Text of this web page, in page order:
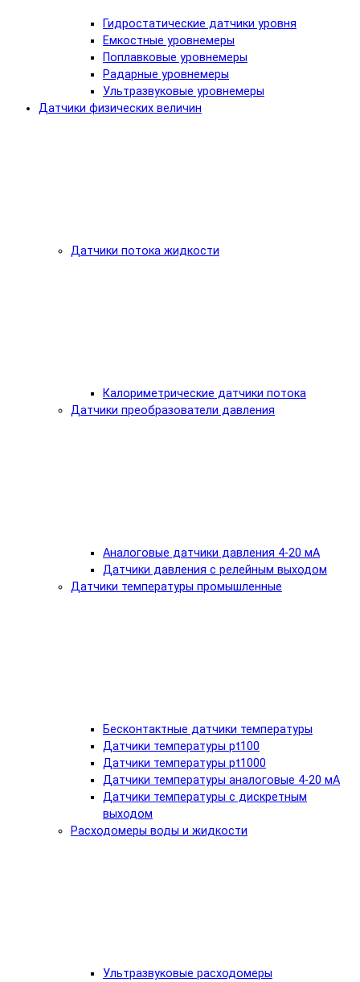
Гидростатические датчики уровня
Емкостные уровнемеры
Поплавковые уровнемеры
Радарные уровнемеры
Ультразвуковые уровнемеры
Датчики физических величин
Датчики потока жидкости
Калориметрические датчики потока
Датчики преобразователи давления
Аналоговые датчики давления 4-20 мА
Датчики давления с релейным выходом
Датчики температуры промышленные
Бесконтактные датчики температуры
Датчики температуры pt100
Датчики температуры pt1000
Датчики температуры аналоговые 4-20 мА
Датчики температуры с дискретным
выходом
Расходомеры воды и жидкости
Ультразвуковые расходомеры